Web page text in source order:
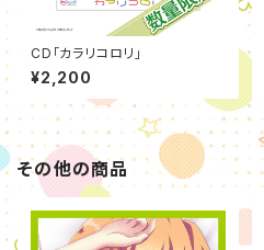
CD「カラリコロリ」
¥2,200
その他の商品